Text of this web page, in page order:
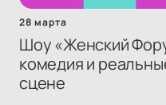
28 марта
Шоу «Женский
комедия и
сцене